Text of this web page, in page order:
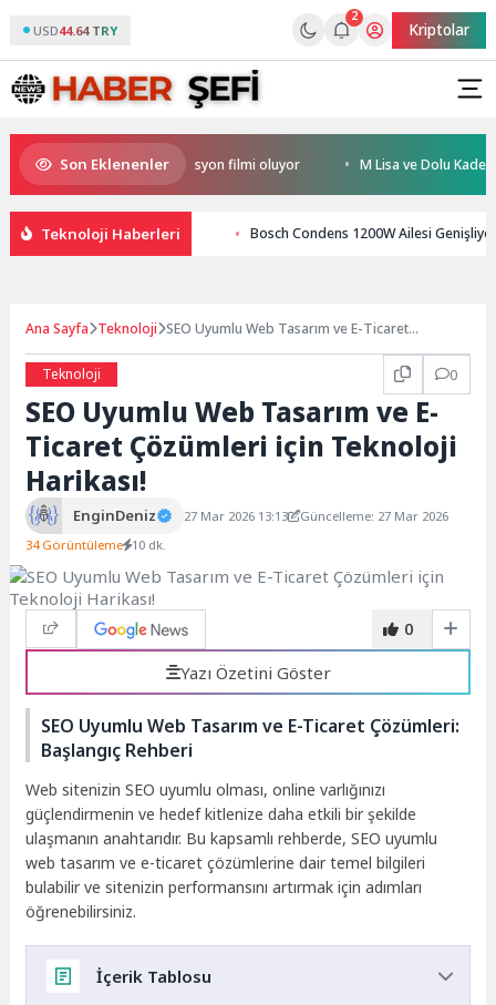
USD44.64 TRY
2
Kriptolar
Son Eklenenler
ilk IMAX® animasyon filmi oluyor M Lisa ve Dolu Kadehi Ters
Teknoloji Haberleri Bosch Condens 1200W Ailesi
Ana Sayfa Teknoloji SEO Uyumlu Web Tasarım ve E-Ticaret
Teknoloji
0
SEO Uyumlu Web Tasarım ve E-
Ticaret Çözümleri için Teknoloji
Harikası!
EnginDeniz 27 Mar 2026 13:13
Güncelleme: 27 Mar 2026
34 Görüntüleme 10 dk.
0
Yazı Özetini Göster
SEO Uyumlu Web Tasarım ve E-Ticaret Çözümleri:
Başlangıç Rehberi
Web sitenizin SEO uyumlu olması, online varlığınızı
güçlendirmenin ve hedef kitlenize daha etkili bir şekilde
ulaşmanın anahtarıdır. Bu kapsamlı rehberde, SEO uyumlu
web tasarım ve e-ticaret çözümlerine dair temel bilgileri
bulabilir ve sitenizin performansını artırmak için adımları
öğrenebilirsiniz.
İçerik Tablosu